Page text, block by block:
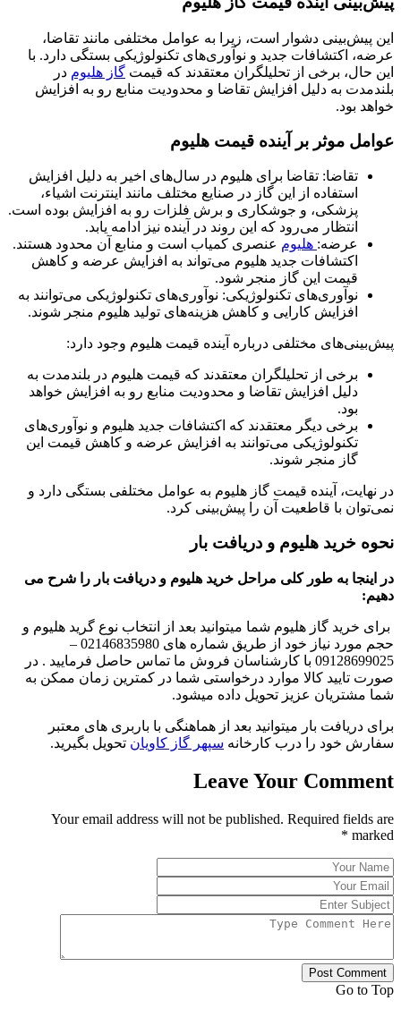
این پیش‌بینی دشوار است، زیرا به عوامل مختلفی مانند تقاضا،
عرضه، اکتشافات جدید و نوآوری‌های تکنولوژیکی بستگی دارد. با
این حال، برخی از تحلیلگران معتقدند که قیمت گاز هلیوم در
بلندمدت به دلیل افزایش تقاضا و محدودیت منابع رو به افزایش
خواهد بود.
عوامل موثر بر آینده قیمت هلیوم
تقاضا: تقاضا برای هلیوم در سال‌های اخیر به دلیل افزایش
استفاده از این گاز در صنایع مختلف مانند اینترنت اشیاء،
پزشکی، و جوشکاری و برش فلزات رو به افزایش بوده است.
انتظار می‌رود که این روند در آینده نیز ادامه یابد.
عرضه: هلیوم عنصری کمیاب است و منابع آن محدود هستند.
اکتشافات جدید هلیوم می‌تواند به افزایش عرضه و کاهش
قیمت این گاز منجر شود.
نوآوری‌های تکنولوژیکی: نوآوری‌های تکنولوژیکی می‌توانند به
افزایش کارایی و کاهش هزینه‌های تولید هلیوم منجر شوند.
پیش‌بینی‌های مختلفی درباره آینده قیمت هلیوم وجود دارد:
برخی از تحلیلگران معتقدند که قیمت هلیوم در بلندمدت به
دلیل افزایش تقاضا و محدودیت منابع رو به افزایش خواهد
بود.
برخی دیگر معتقدند که اکتشافات جدید هلیوم و نوآوری‌های
تکنولوژیکی می‌توانند به افزایش عرضه و کاهش قیمت این
گاز منجر شوند.
در نهایت، آینده قیمت گاز هلیوم به عوامل مختلفی بستگی دارد و
نمی‌توان با قاطعیت آن را پیش‌بینی کرد.
نحوه خرید هلیوم و دریافت بار
در اینجا به طور کلی مراحل خرید هلیوم و دریافت بار را شرح می
دهیم:
برای خرید گاز هلیوم شما میتوانید بعد از انتخاب نوع گرید هلیوم و
حجم مورد نیاز خود از طریق شماره های 02146835980 –
09128699025 با کارشناسان فروش ما تماس حاصل فرمایید . در
صورت تایید کالا موارد درخواستی شما در کمترین زمان ممکن به
شما مشتریان عزیز تحویل داده میشود.
برای دریافت بار میتوانید بعد از هماهنگی با باربری های معتبر
سفارش خود را درب کارخانه سپهر گاز کاویان تحویل بگیرید.
Leave Your Comment
Your email address will not be published. Required fields are
marked
*
Post Comment
Go to Top